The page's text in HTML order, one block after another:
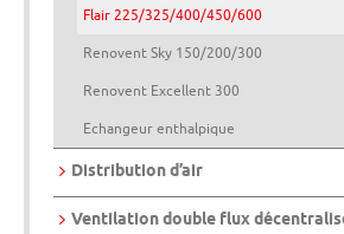
Flair 225/325/400/450/600
Renovent Sky 150/200/300
Renovent Excellent 300
Echangeur enthalpique
Distribution d’air
Ventilation double flux